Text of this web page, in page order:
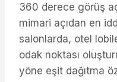
360 derece görüş
mimari açıdan en
salonlarda, otel
odak noktası
yöne eşit dağıtma